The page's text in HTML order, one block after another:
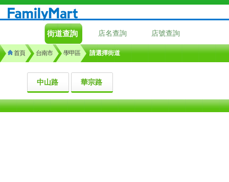
街道查詢 店名查詢 店號查詢
首頁 台南市 學甲區 請選擇街道
中山路 華宗路